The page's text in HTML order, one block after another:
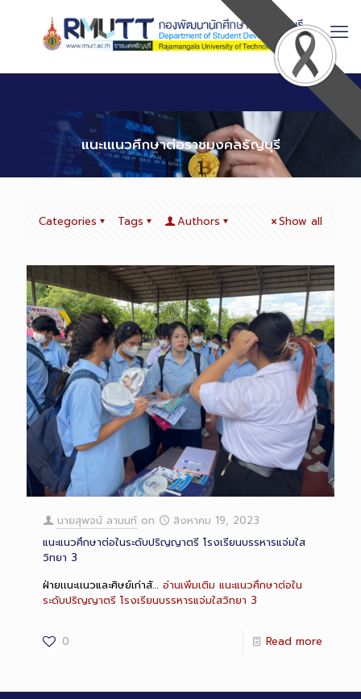
แนะเแนวศึกษาต่อราชมงคลธัญบุรี
Categories Tags Authors Show all
นายสุพจน์ ลานนท์ on
สิงหาคม 19, 2023
แนะแนวศึกษาต่อในระดับปริญญาตรี โรงเรียนบรรหารแจ่มใส
วิทยา 3
ฝ่ายเเนะเเนวและศิษย์เก่าสั… อ่านเพิ่มเติม แนะแนวศึกษาต่อใน
ระดับปริญญาตรี โรงเรียนบรรหารแจ่มใสวิทยา 3
0 Read more